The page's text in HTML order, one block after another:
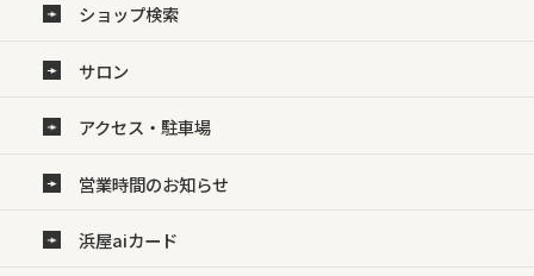
ショップ検索
サロン
アクセス・駐車場
営業時間のお知らせ
浜屋aiカード